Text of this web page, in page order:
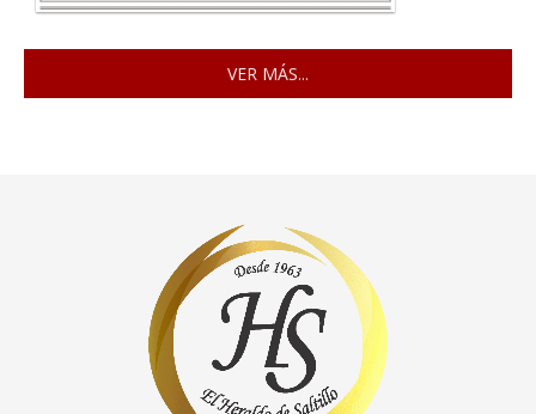
VER MÁS...